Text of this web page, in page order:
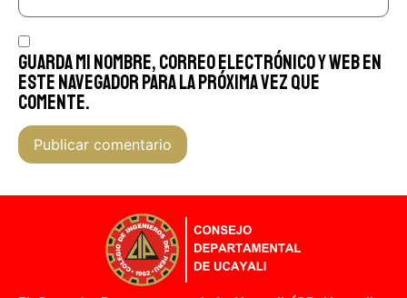
Guarda mi nombre, correo electrónico y web en
este navegador para la próxima vez que
comente.